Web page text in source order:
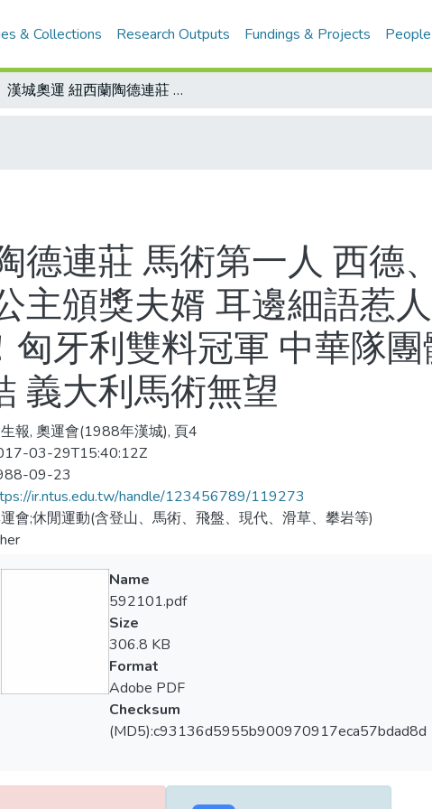
& Collections Research Outputs Fundings & Projects People
漢城奧運 紐西蘭陶德連莊 馬術第一人 西德、英國、紐西蘭分獲團體金銀銅 安妮公主頒獎夫婿 耳邊細語惹人注目/現代五項 馬蒂奈克後來居上！匈牙利雙料冠軍 中華隊團體廿名/義大利馬匹「棉花頭」打死結 義大利馬術無望
德連莊 馬術第一人 西德
主頒獎夫婿 耳邊細語惹
匈牙利雙料冠軍 中華隊
義大利馬術無望
報, 奧運會(1988年漢城), 頁4
03-29T15:40:12Z
09-23
ir.ntus.edu.tw/handle/123456789/119273
會;休閒運動(含登山、馬術、飛盤、現代、滑草、攀岩等)
Name
592101.pdf
Size
306.8 KB
Format
Adobe PDF
Checksum
(MD5):c93136d5955b900970917eca57bdad8d